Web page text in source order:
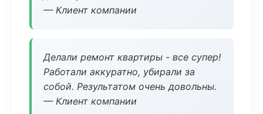
— Клиент компании
Делали ремонт квартиры - все супер!
Работали аккуратно, убирали за
собой. Результатом очень довольны.
— Клиент компании